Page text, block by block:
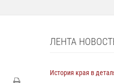
ЛЕНТА
История края в